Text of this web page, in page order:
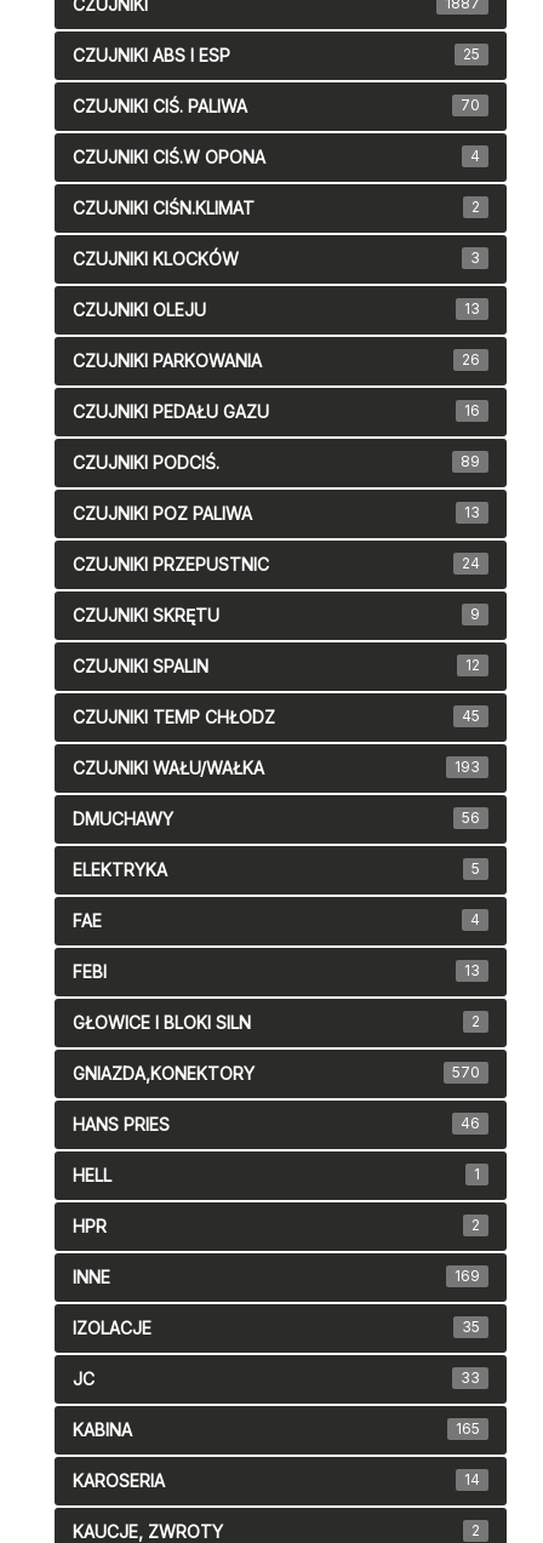
CZUJNIKI ABS I ESP 25
CZUJNIKI CIŚ. PALIWA 70
CZUJNIKI CIŚ.W OPONA 4
CZUJNIKI CIŚN.KLIMAT 2
CZUJNIKI KLOCKÓW 3
CZUJNIKI OLEJU 13
CZUJNIKI PARKOWANIA 26
CZUJNIKI PEDAŁU GAZU 16
CZUJNIKI PODCIŚ. 89
CZUJNIKI POZ PALIWA 13
CZUJNIKI PRZEPUSTNIC 24
CZUJNIKI SKRĘTU 9
CZUJNIKI SPALIN 12
CZUJNIKI TEMP CHŁODZ 45
CZUJNIKI WAŁU/WAŁKA 193
DMUCHAWY 56
ELEKTRYKA 5
FAE 4
FEBI 13
GŁOWICE I BLOKI SILN 2
GNIAZDA,KONEKTORY 570
HANS PRIES 46
HELL 1
HPR 2
INNE 169
IZOLACJE 35
JC 33
KABINA 165
KAROSERIA 14
KAUCJE, ZWROTY 2